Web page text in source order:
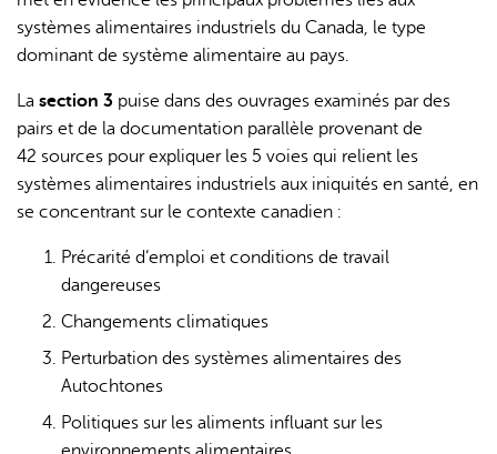
systèmes alimentaires industriels du Canada, le type
dominant de système alimentaire au pays.
La section 3 puise dans des ouvrages examinés par des
pairs et de la documentation parallèle provenant de
42 sources pour expliquer les 5 voies qui relient les
systèmes alimentaires industriels aux iniquités en santé, en
se concentrant sur le contexte canadien :
Précarité d’emploi et conditions de travail
dangereuses
Changements climatiques
Perturbation des systèmes alimentaires des
Autochtones
Politiques sur les aliments influant sur les